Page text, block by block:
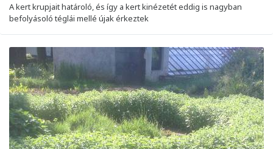
A kert krupjait határoló, és így a kert kinézetét eddig is nagyban
befolyásoló téglái mellé újak érkeztek